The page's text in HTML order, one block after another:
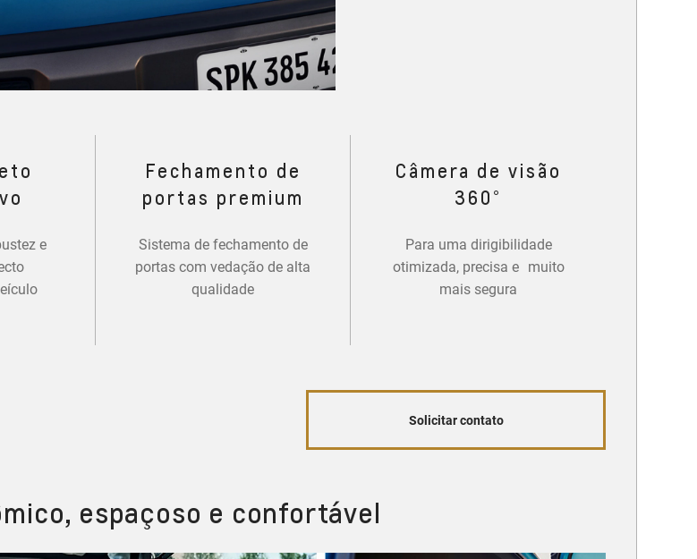
e
Fechamento de
portas premium
Sistema de fechamento de
portas com vedação de alta
qualidade
Câmera de visão
360°
Para uma dirigibilidade
otimizada, precisa e muito
mais segura
Solicitar contato
espaçoso e confortável